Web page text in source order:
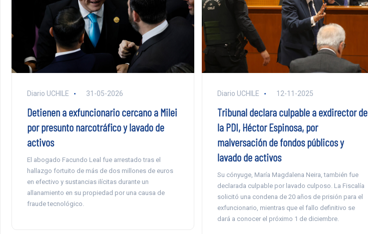
Diario UCHILE 31-05-2026
Detienen a exfuncionario cercano a Milei
por presunto narcotráfico y lavado de
activos
El abogado Facundo Leal fue arrestado tras el
hallazgo fortuito de más de dos millones de euros
en efectivo y sustancias ilícitas durante un
allanamiento en su propiedad por una causa de
fraude tecnológico.
Diario UCHILE 12-11-2025
Tribunal declara culpable a exdirector de
la PDI, Héctor Espinosa, por
malversación de fondos públicos y
lavado de activos
Su cónyuge, María Magdalena Neira, también fue
declarada culpable por lavado culposo. La Fiscalía
solicitó una condena de 20 años de prisión para el
exfuncionario, mientras que el fallo definitivo se
dará a conocer el próximo 1 de diciembre.